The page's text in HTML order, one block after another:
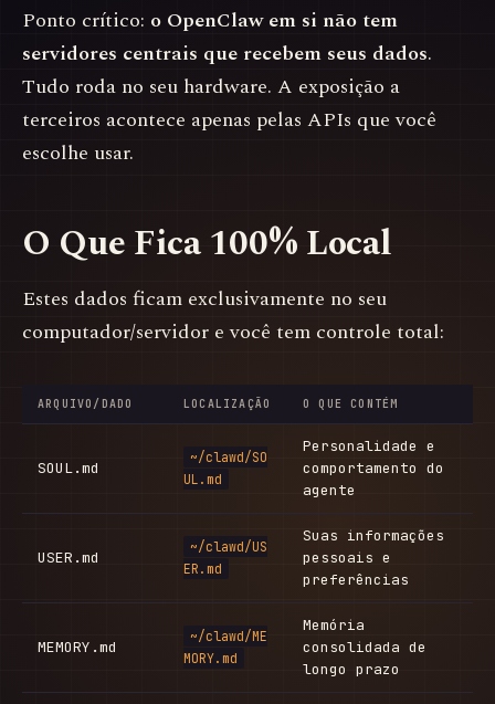
Ponto crítico: o OpenClaw em si não tem
servidores centrais que recebem seus dados.
Tudo roda no seu hardware. A exposição a
terceiros acontece apenas pelas APIs que você
escolhe usar.
O Que Fica 100% Local
Estes dados ficam exclusivamente no seu
computador/servidor e você tem controle total:
ARQUIVO/DADO LOCALIZAÇÃO O QUE CONTÉM
SOUL.md
~/clawd/SO
UL.md
Personalidade e
comportamento do
agente
USER.md
~/clawd/US
ER.md
Suas informações
pessoais e
preferências
MEMORY.md
~/clawd/ME
MORY.md
Memória
consolidada de
longo prazo